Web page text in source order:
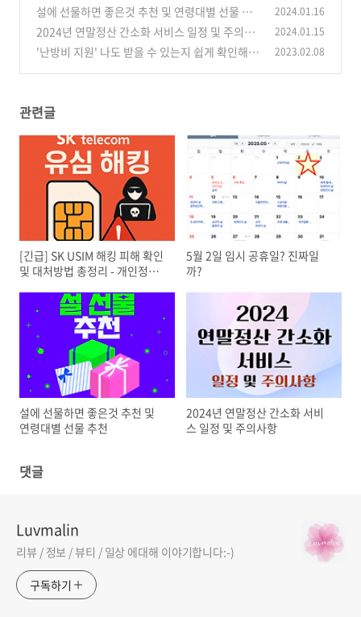
설에 선물하면 좋은것 추천 및 연령대별 선물 추
천 (0)
2024.01.16
2024년 연말정산 간소화 서비스 일정 및 주의사
항
(0)
2024.01.15
'난방비 지원' 나도 받을 수 있는지 쉽게 확인해
2023.02.08
관련글
[긴급] SK USIM 해킹 피해 확인
및 대처방법 총정리 - 개인정보
5월 2일 임시 공휴일? 진짜일
까?
설에 선물하면 좋은것 추천 및
연령대별 선물 추천
2024년 연말정산 간소화 서비
스 일정 및 주의사항
댓글
Luvmalin
리뷰 / 정보 / 뷰티 / 일상 에대해 이야기합니다:-)
구독하기